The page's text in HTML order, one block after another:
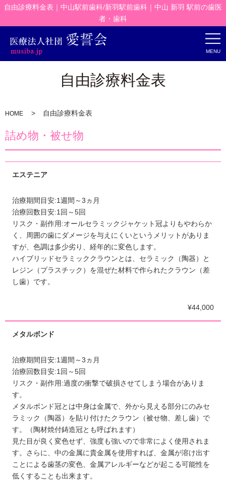
自由診療料金表｜中山駅前歯科/新羽駅前歯科｜中山 新羽 駅前の歯医
者・歯科
MENU
自由診療料金表
HOME 自由診療料金表
詰め物・被せ物
エステニア
治療期間目安:1週間～3ヵ月
治療回数目安:1回～5回
リスク・副作用:オールセラミックジャケット冠よりもやわらか
く、周囲の歯にダメージを与えにくいというメリットがありま
すが、色調は多少劣り、経年的に変色します。
ハイブリッドセラミッククラウンとは、セラミック（陶器）と
レジン（プラスチック）を混ぜた材料で作られたクラウン（差
し歯）です。
¥44,000
メタルボンド
治療期間目安:1週間～3ヵ月
治療回数目安:1回～5回
リスク・副作用:過度の衝撃で破損させてしまう場合がありま
す。
メタルボンド冠とは中身は金属で、外から見える部分にのみセ
ラミック（陶器）を貼り付けたクラウン（被せ物、差し歯）で
す。（陶材焼付鋳造冠とも呼ばれます）
見た目が良く変色せず、強度も強いので非常によく使用されま
す。さらに、中の金属に貴金属を使用すれば、金属が溶け出す
ことによる歯茎の変色、金属アレルギーなどが起こる可能性を
低くすることも出来ます。